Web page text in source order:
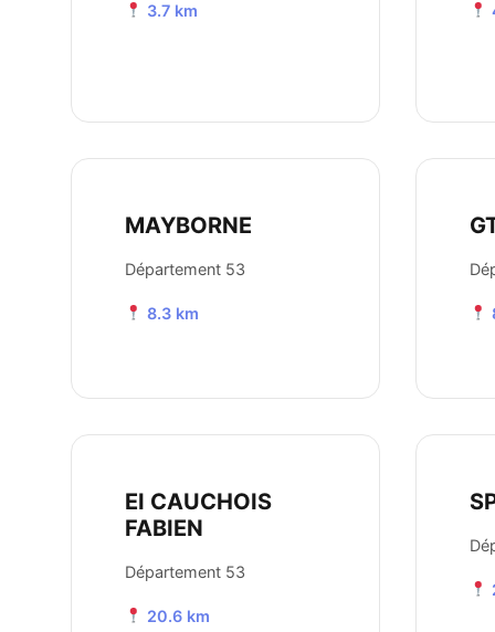
3.7 km
MAYBORNE
Département 53
8.3 km
EI CAUCHOIS
FABIEN
Département 53
20.6 km